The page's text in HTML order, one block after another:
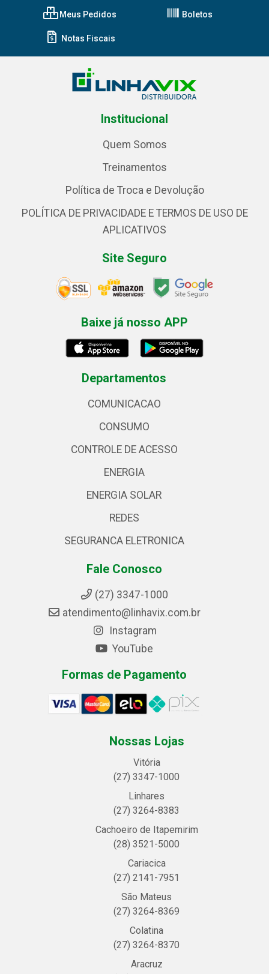
Meus Pedidos Boletos
Notas Fiscais
Institucional
Quem Somos
Treinamentos
Política de Troca e Devolução
POLÍTICA DE PRIVACIDADE E TERMOS DE USO DE
APLICATIVOS
Site Seguro
Baixe já nosso APP
Departamentos
COMUNICACAO
CONSUMO
CONTROLE DE ACESSO
ENERGIA
ENERGIA SOLAR
REDES
SEGURANCA ELETRONICA
Fale Conosco
(27) 3347-1000
atendimento@linhavix.com.br
Instagram
YouTube
Formas de Pagamento
Nossas Lojas
Vitória
(27) 3347-1000
Linhares
(27) 3264-8383
Cachoeiro de Itapemirim
(28) 3521-5000
Cariacica
(27) 2141-7951
São Mateus
(27) 3264-8369
Colatina
(27) 3264-8370
Aracruz